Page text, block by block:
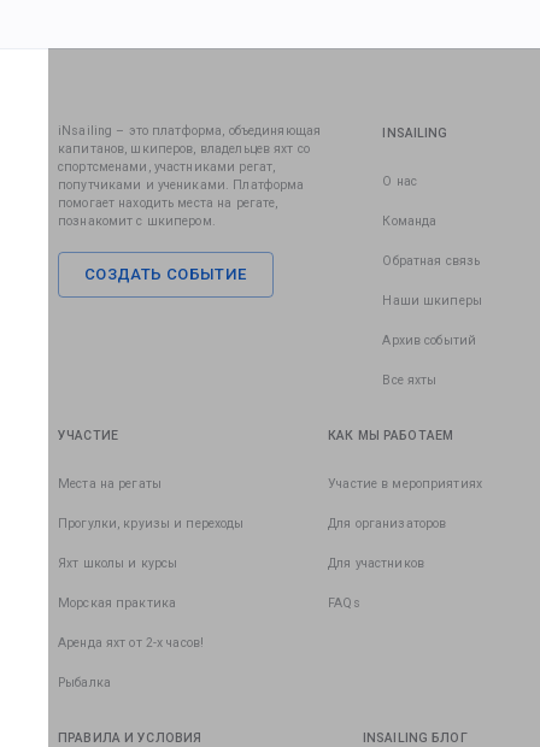
iNsailing – это платформа, объединяющая
капитанов, шкиперов, владельцев яхт со
спортсменами, участниками регат,
попутчиками и учениками. Платформа
помогает находить места на регате,
познакомит с шкипером.
СОЗДАТЬ СОБЫТИЕ
INSAILING
О нас
Команда
Обратная связь
Наши шкиперы
Архив событий
Все яхты
УЧАСТИЕ
Места на регаты
Прогулки, круизы и переходы
Яхт школы и курсы
Морская практика
Аренда яхт от 2-х часов!
Рыбалка
КАК МЫ РАБОТАЕМ
Участие в мероприятиях
Для организаторов
Для участников
FAQs
ПРАВИЛА И УСЛОВИЯ INSAILING БЛОГ